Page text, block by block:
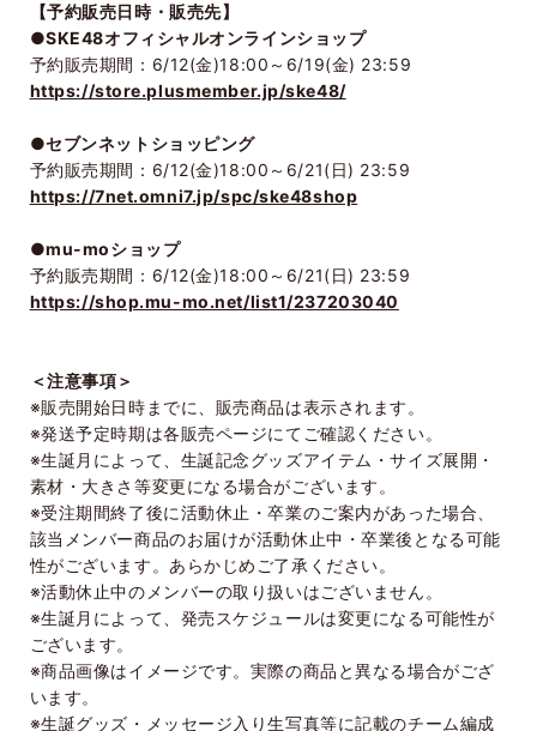
【予約販売日時・販売先】
●SKE48オフィシャルオンラインショップ
予約販売期間：6/12(金)18:00～6/19(金) 23:59
https://store.plusmember.jp/ske48/
●セブンネットショッピング
予約販売期間：6/12(金)18:00～6/21(日) 23:59
https://7net.omni7.jp/spc/ske48shop
●mu-moショップ
予約販売期間：6/12(金)18:00～6/21(日) 23:59
https://shop.mu-mo.net/list1/237203040
＜注意事項＞
※販売開始日時までに、販売商品は表示されます。
※発送予定時期は各販売ページにてご確認ください。
※生誕月によって、生誕記念グッズアイテム・サイズ展開・
素材・大きさ等変更になる場合がございます。
※受注期間終了後に活動休止・卒業のご案内があった場合、
該当メンバー商品のお届けが活動休止中・卒業後となる可能
性がございます。あらかじめご了承ください。
※活動休止中のメンバーの取り扱いはございません。
※生誕月によって、発売スケジュールは変更になる可能性が
ございます。
※商品画像はイメージです。実際の商品と異なる場合がござ
います。
※生誕グッズ・メッセージ入り生写真等に記載のチーム編成